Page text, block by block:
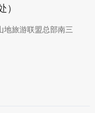
）
地旅游联盟总部南三